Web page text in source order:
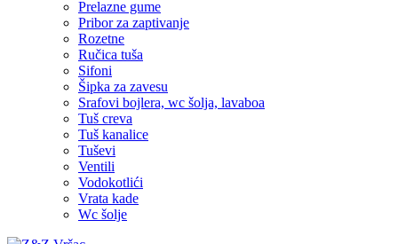
Prelazne gume
Pribor za zaptivanje
Rozetne
Ručica tuša
Sifoni
Šipka za zavesu
Srafovi bojlera, wc šolja, lavaboa
Tuš creva
Tuš kanalice
Tuševi
Ventili
Vodokotlići
Vrata kade
Wc šolje